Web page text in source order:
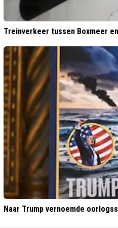
Treinverkeer tussen Boxmeer
Naar Trump vernoemde